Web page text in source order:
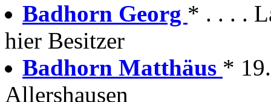
Badhorn Georg * . . . .
hier Besitzer
Badhorn Matthäus *
Allershausen